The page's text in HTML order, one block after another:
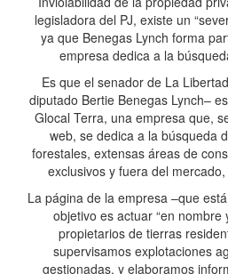
legisladora del PJ, existe un
ya que Benegas Lynch forma
empresa dedica a la
Es que el senador de La
diputado Bertie Benegas Lynch–
Glocal Terra, una empresa que,
web, se dedica a la búsqueda
forestales, extensas áreas de
exclusivos y fuera del
La página de la empresa –que
objetivo es actuar “en
propietarios de tierras
supervisamos explotaciones
gestionadas, y elaboramos